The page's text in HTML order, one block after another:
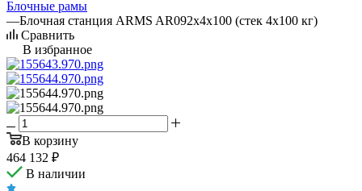
Блочные рамы
—Блочная станция ARMS AR092х4х100 (стек 4х100 кг)
Сравнить
В избранное
В корзину
464 132 ₽
В наличии